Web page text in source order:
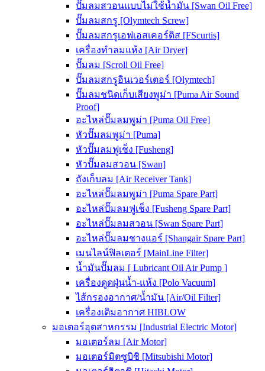
ปั๊มลมสวอนแบบไม่ใช้น้ำมัน [Swan Oil Free]
ปั๊มลมสกรู [Olymtech Screw]
ปั๊มลมสกรูเอฟเอสเคอร์ติส [FScurtis]
เครื่องทำลมแห้ง [Air Dryer]
ปั๊มลม [Scroll Oil Free]
ปั๊มลมสกรูอินเวอร์เตอร์ [Olymtech]
ปั๊มลมชนิดเก็บเสียงพูม่า [Puma Air Sound
Proof]
อะไหล่ปั๊มลมพูม่า [Puma Oil Free]
หัวปั๊มลมพูม่า [Puma]
หัวปั๊มลมฟูเช็ง [Fusheng]
หัวปั๊มลมสวอน [Swan]
ถังเก็บลม [Air Receiver Tank]
อะไหล่ปั๊มลมพูม่า [Puma Spare Part]
อะไหล่ปั๊มลมฟูเช็ง [Fusheng Spare Part]
อะไหล่ปั๊มลมสวอน [Swan Spare Part]
อะไหล่ปั๊มลมชางแอร์ [Shangair Spare Part]
เมนไลน์ฟิลเตอร์ [MainLine Filter]
น้ำมันปั๊มลม [ Lubricant Oil Air Pump ]
เครื่องดูดฝุ่นน้ำ-แห้ง [Polo Vacuum]
ไส้กรองอากาศ/น้ำมัน [Air/Oil Filter]
เครื่องเติมอากาศ HIBLOW
มอเตอร์อุตสาหกรรม [Industrial Electric Motor]
มอเตอร์ลม [Air Motor]
มอเตอร์มิตซูบิชิ [Mitsubishi Motor]